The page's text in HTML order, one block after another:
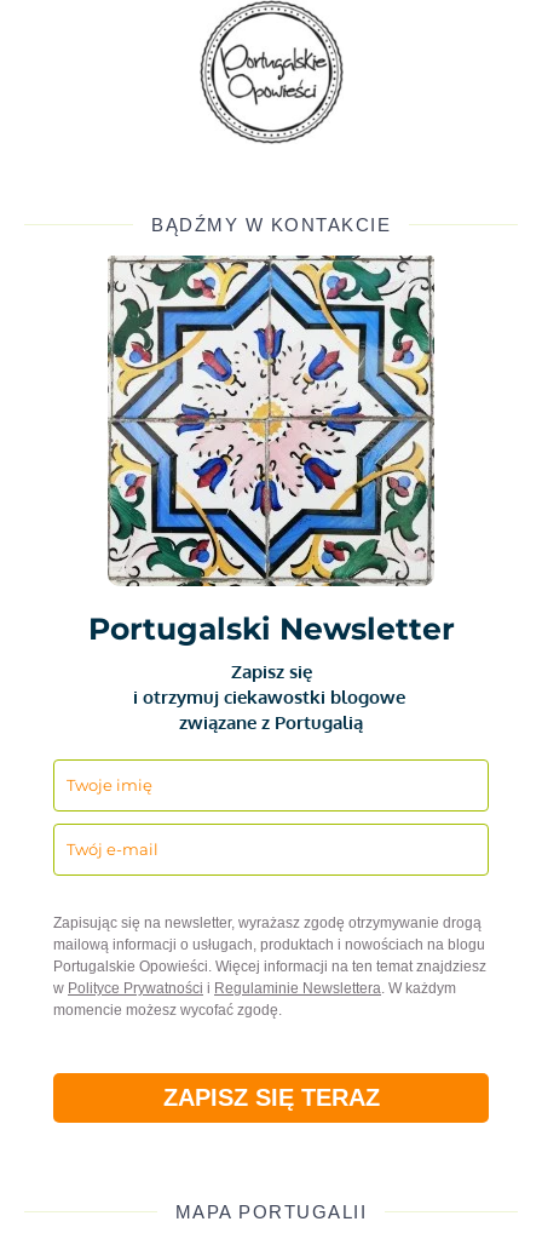
BĄDŹMY W KONTAKCIE
Portugalski Newsletter
Zapisz się
i otrzymuj ciekawostki blogowe
związane z Portugalią
Zapisując się na newsletter, wyrażasz zgodę otrzymywanie drogą
mailową informacji o usługach, produktach i nowościach na blogu
Portugalskie Opowieści. Więcej informacji na ten temat znajdziesz
w Polityce Prywatności i Regulaminie Newslettera . W każdym
momencie możesz wycofać zgodę.
ZAPISZ SIĘ TERAZ
MAPA PORTUGALII